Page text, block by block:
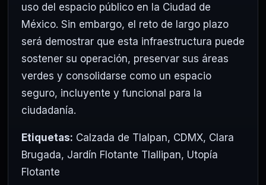
uso del espacio público en la Ciudad de
México. Sin embargo, el reto de largo plazo
será demostrar que esta infraestructura puede
sostener su operación, preservar sus áreas
verdes y consolidarse como un espacio
seguro, incluyente y funcional para la
ciudadanía.
Etiquetas: Calzada de Tlalpan, CDMX, Clara
Brugada, Jardín Flotante Tlallipan, Utopía
Flotante